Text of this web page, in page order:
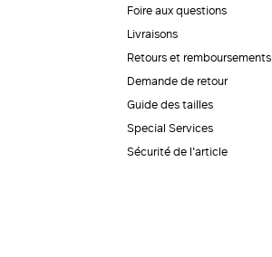
Foire aux questions
Livraisons
Retours et remboursements
Demande de retour
Guide des tailles
Special Services
Sécurité de l'article